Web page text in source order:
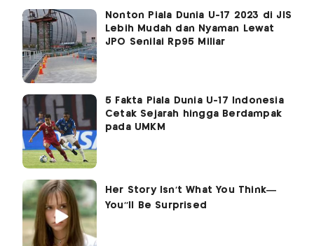
Nonton Piala Dunia U-17 2023 di JIS
Lebih Mudah dan Nyaman Lewat
JPO Senilai Rp95 Miliar
5 Fakta Piala Dunia U-17 Indonesia
Cetak Sejarah hingga Berdampak
pada UMKM